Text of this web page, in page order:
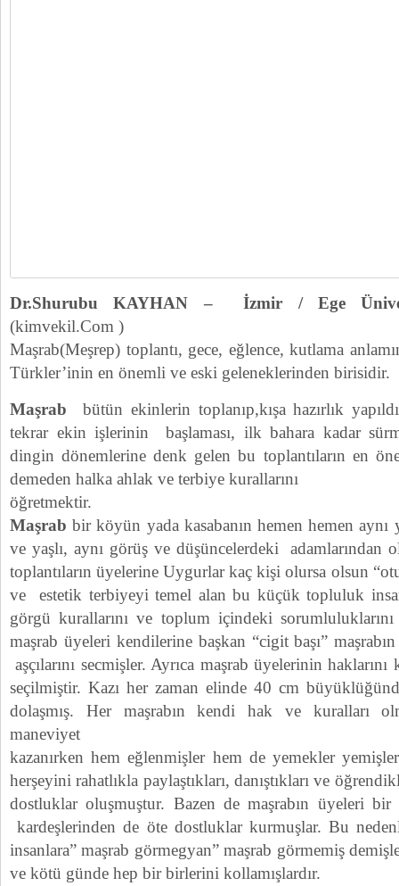
Dr.Shurubu KAYHAN
– İzmir / Ege
(kimvekil.Com )
Maşrab(Meşrep) toplantı, gece, eğlence, kutlama
Türkler’inin en önemli ve eski geleneklerinden birisidir.
Maşrab bütün ekinlerin toplanıp,kışa hazırlık
tekrar ekin işlerinin başlaması, ilk bahara kadar
dingin dönemlerine denk gelen bu toplantıların en
demeden halka ahlak ve terbiye kurallarını
öğretmektir.
Maşrab bir köyün yada kasabanın hemen hemen
ve yaşlı, aynı görüş ve düşüncelerdeki
toplantıların üyelerine Uygurlar kaç kişi olursa olsun
ve estetik terbiyeyi temel alan bu küçük topluluk
görgü kurallarını ve toplum içindeki
maşrab üyeleri kendilerine başkan “cigit başı” maşrabın
aşçılarını secmişler. Ayrıca maşrab üyelerinin
seçilmiştir. Kazı her zaman elinde 40 cm
dolaşmış. Her maşrabın kendi hak ve kuralları
maneviyet
kazanırken hem eğlenmişler hem de yemekler
herşeyini rahatlıkla paylaştıkları, danıştıkları ve
dostluklar oluşmuştur. Bazen de maşrabın üyeleri
kardeşlerinden de öte dostluklar kurmuşlar. Bu
insanlara” maşrab görmegyan” maşrab görmemiş
ve kötü günde hep bir birlerini kollamışlardır.